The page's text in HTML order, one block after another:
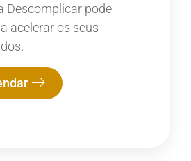
Descomplicar pode
acelerar os seus